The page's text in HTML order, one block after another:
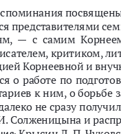
представителями
,  — с самим
, критиком,
Корнеевной и
о работе по
к ним, о борьбе
не сразу получил
. Солженицына и